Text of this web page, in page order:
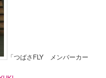
「つばさFLY メンバーカー